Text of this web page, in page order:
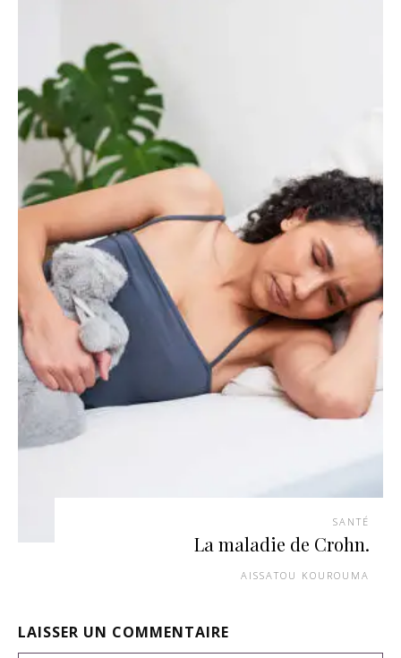
SANTÉ
La maladie de Crohn.
AISSATOU KOUROUMA
LAISSER UN COMMENTAIRE